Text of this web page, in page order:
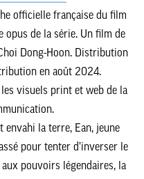
officielle française du film
opus de la série. Un film de
Dong-Hoon. Distribution
en août 2024.
les visuels print et web de la
envahi la terre, Ean, jeune
pour tenter d’inverser le
pouvoirs légendaires, la